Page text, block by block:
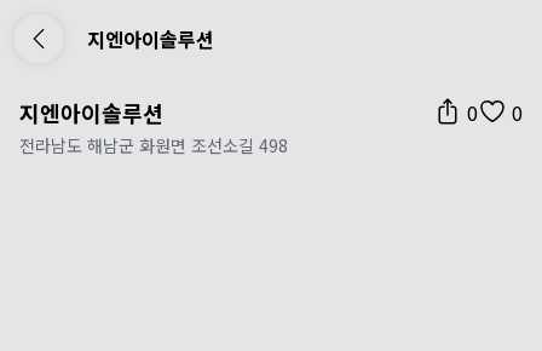
지엔아이솔루션
지엔아이솔루션 0 0
전라남도 해남군 화원면 조선소길 498